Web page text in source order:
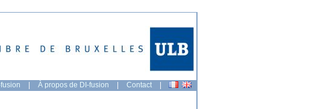
| À propos de DI-fusion | Contact |